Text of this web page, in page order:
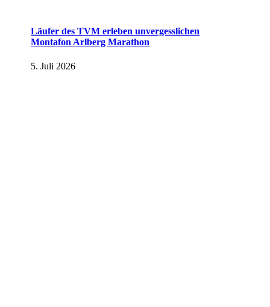
Läufer des TVM erleben unvergesslichen
Montafon Arlberg Marathon
5. Juli 2026